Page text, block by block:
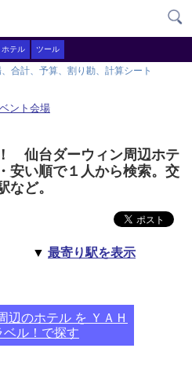
ホテル ツール
合計、予算、割り勘、計算シート
ント会場
仙台ダーウィン周辺ホテ
安い順で１人から検索。交
など。
▼ 最寄り駅を表示
辺のホテル を ＹＡＨ
ベル！で探す